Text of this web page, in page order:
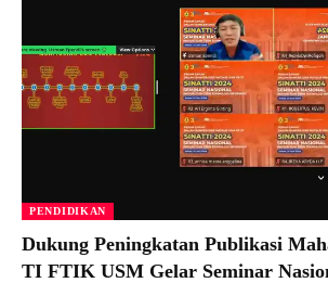
PENDIDIKAN
Dukung Peningkatan Publikasi
TI FTIK USM Gelar Seminar